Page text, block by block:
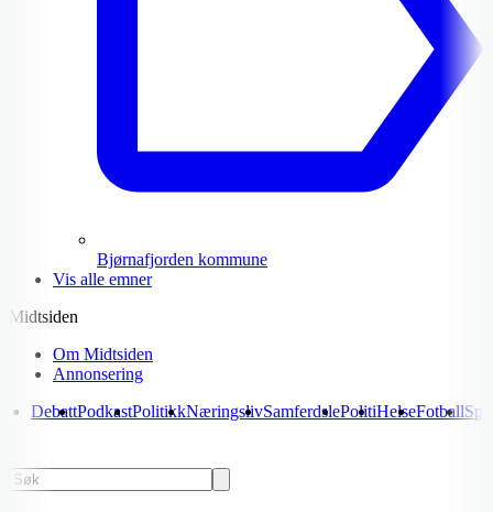
Bjørnafjorden kommune
Vis alle emner
Midtsiden
Om Midtsiden
Annonsering
DebattPodkastPolitikkNæringslivSamferdslePolitiHelseFotball